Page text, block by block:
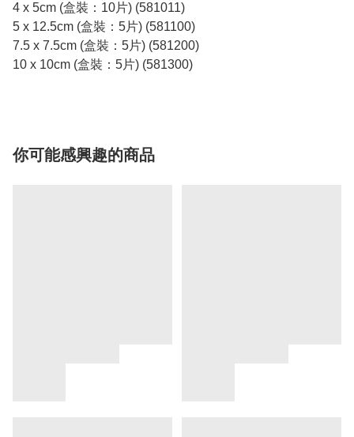
4 x 5cm (盒裝：10片) (581011)
5 x 12.5cm (盒裝：5片) (581100)
7.5 x 7.5cm (盒裝：5片) (581200)
10 x 10cm (盒裝：5片) (581300)
你可能感興趣的商品